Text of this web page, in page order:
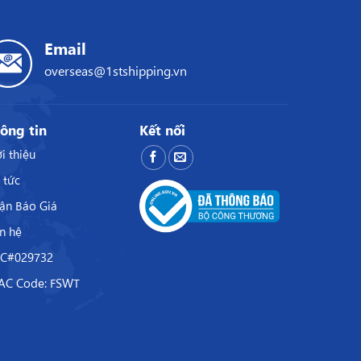
Email
overseas@1stshipping.vn
tin
thiệu
tức
Báo Giá
hệ
Code: FSWT
Kết nối